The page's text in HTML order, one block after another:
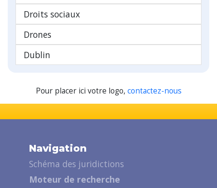
Droits sociaux
Drones
Dublin
Pour placer ici votre logo, contactez-nous
Navigation
Schéma des juridictions
Moteur de recherche